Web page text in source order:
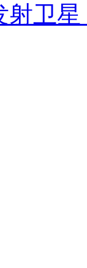
射卫